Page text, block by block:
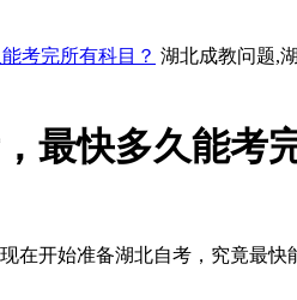
考完所有科目？ 湖北成教问题,
最快多久能考
开始准备湖北自考，究竟最